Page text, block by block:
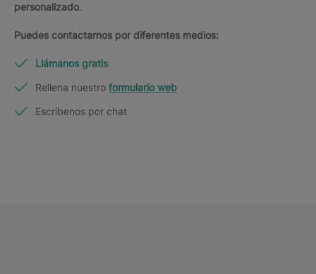
personalizado.
Puedes contactarnos por diferentes medios:
Llámanos gratis
Rellena nuestro formulario web
Escríbenos por chat